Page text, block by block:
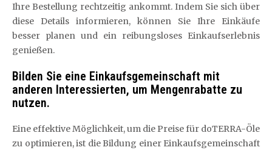
Ihre Bestellung rechtzeitig ankommt. Indem Sie sich über
diese Details informieren, können Sie Ihre Einkäufe
besser planen und ein reibungsloses Einkaufserlebnis
genießen.
Bilden Sie eine Einkaufsgemeinschaft mit
anderen Interessierten, um Mengenrabatte zu
nutzen.
Eine effektive Möglichkeit, um die Preise für doTERRA-Öle
zu optimieren, ist die Bildung einer Einkaufsgemeinschaft